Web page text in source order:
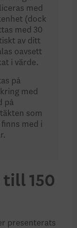
med
(dock
med 30
av ditt
oavsett
i värde.
på
med
på
som
med i
till 150
presenterats